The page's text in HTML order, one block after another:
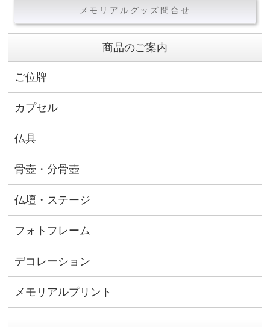
メモリアルグッズ問合せ
商品のご案内
ご位牌
カプセル
仏具
骨壺・分骨壺
仏壇・ステージ
フォトフレーム
デコレーション
メモリアルプリント